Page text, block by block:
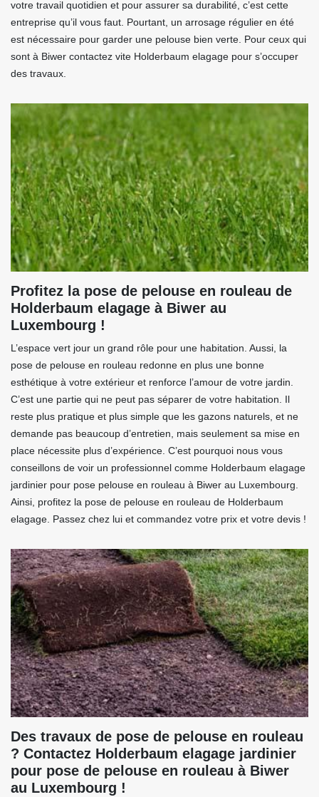
votre travail quotidien et pour assurer sa durabilité, c’est cette
entreprise qu’il vous faut. Pourtant, un arrosage régulier en été
est nécessaire pour garder une pelouse bien verte. Pour ceux qui
sont à Biwer contactez vite Holderbaum elagage pour s’occuper
des travaux.
Profitez la pose de pelouse en rouleau de
Holderbaum elagage à Biwer au
Luxembourg !
L’espace vert jour un grand rôle pour une habitation. Aussi, la
pose de pelouse en rouleau redonne en plus une bonne
esthétique à votre extérieur et renforce l’amour de votre jardin.
C’est une partie qui ne peut pas séparer de votre habitation. Il
reste plus pratique et plus simple que les gazons naturels, et ne
demande pas beaucoup d’entretien, mais seulement sa mise en
place nécessite plus d’expérience. C’est pourquoi nous vous
conseillons de voir un professionnel comme Holderbaum elagage
jardinier pour pose pelouse en rouleau à Biwer au Luxembourg.
Ainsi, profitez la pose de pelouse en rouleau de Holderbaum
elagage. Passez chez lui et commandez votre prix et votre devis !
Des travaux de pose de pelouse en rouleau
? Contactez Holderbaum elagage jardinier
pour pose de pelouse en rouleau à Biwer
au Luxembourg !